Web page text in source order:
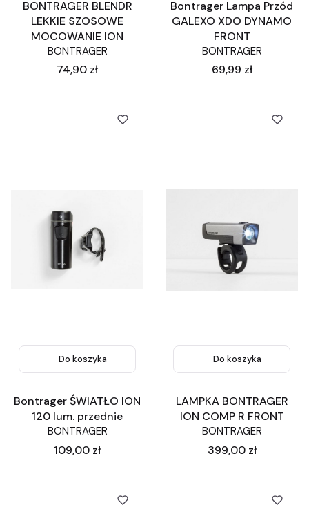
BONTRAGER BLENDR
LEKKIE SZOSOWE
MOCOWANIE ION
BONTRAGER
Cena
74,90 zł
Bontrager Lampa Przód
GALEXO XDO DYNAMO
FRONT
BONTRAGER
Cena
69,99 zł
Do koszyka
Bontrager ŚWIATŁO ION
120 lum. przednie
BONTRAGER
Cena
109,00 zł
Do koszyka
LAMPKA BONTRAGER
ION COMP R FRONT
BONTRAGER
Cena
399,00 zł